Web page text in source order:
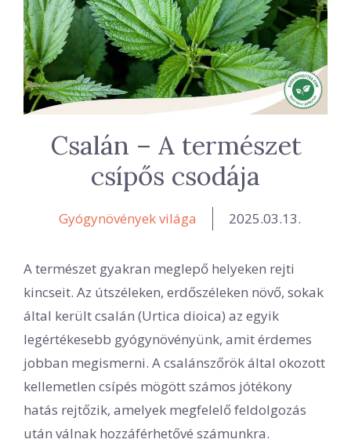
Csalán – A természet
csípős csodája
Gyógynövények világa 2025.03.13.
A természet gyakran meglepő helyeken rejti
kincseit. Az útszéleken, erdőszéleken növő, sokak
által került csalán (Urtica dioica) az egyik
legértékesebb gyógynövényünk, amit érdemes
jobban megismerni. A csalánszőrök által okozott
kellemetlen csípés mögött számos jótékony
hatás rejtőzik, amelyek megfelelő feldolgozás
után válnak hozzáférhetővé számunkra.